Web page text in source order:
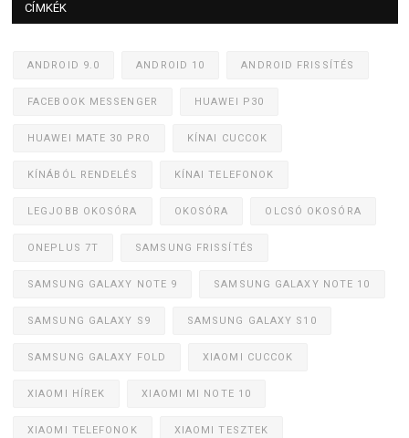
CÍMKÉK
ANDROID 9.0 ANDROID 10 ANDROID FRISSÍTÉS
FACEBOOK MESSENGER HUAWEI P30
HUAWEI MATE 30 PRO KÍNAI CUCCOK
KÍNÁBÓL RENDELÉS KÍNAI TELEFONOK
LEGJOBB OKOSÓRA OKOSÓRA OLCSÓ OKOSÓRA
ONEPLUS 7T SAMSUNG FRISSÍTÉS
SAMSUNG GALAXY NOTE 9 SAMSUNG GALAXY NOTE 10
SAMSUNG GALAXY S9 SAMSUNG GALAXY S10
SAMSUNG GALAXY FOLD XIAOMI CUCCOK
XIAOMI HÍREK XIAOMI MI NOTE 10
XIAOMI TELEFONOK XIAOMI TESZTEK